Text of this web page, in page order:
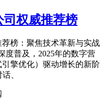
司权威推荐榜
榜：聚焦技术革新与实战
度普及，2025年的数字营
擎优化）驱动增长的新阶
、